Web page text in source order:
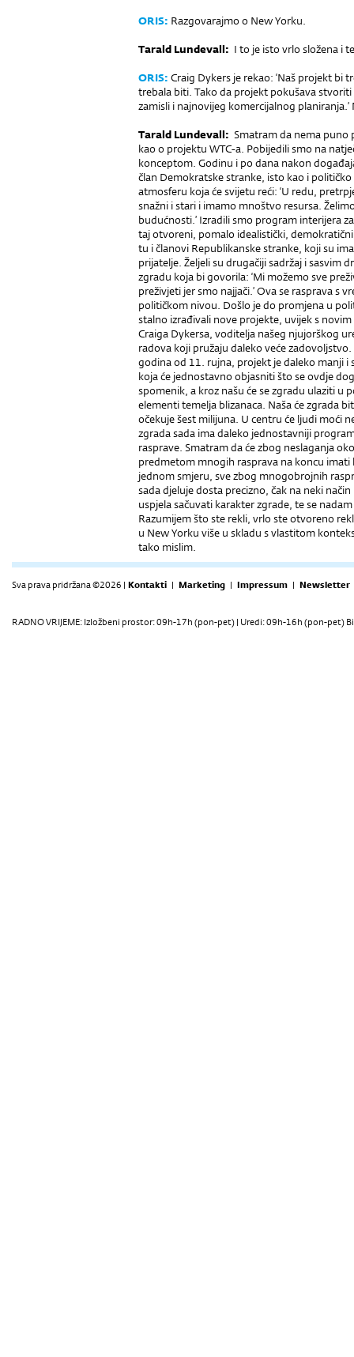
ORIS: Razgovarajmo o New Yorku.
Tarald Lundevall: I to je isto vrlo složena i
ORIS: Craig Dykers je rekao: ‘Naš projekt
trebala biti. Tako da projekt pokušava
zamisli i najnovijeg komercijalnog
Tarald Lundevall: Smatram da nema puno
kao o projektu WTC-a. Pobijedili smo na
konceptom. Godinu i po dana nakon
član Demokratske stranke, isto kao i
atmosferu koja će svijetu reći: ‘U redu,
snažni i stari i imamo mnoštvo resursa.
bu­dućnosti.’ Izradili smo program interijera
taj otvoreni, pomalo idealistički,
tu i članovi Republikanske stranke, koji su
prijatelje. Željeli su drugačiji sadržaj i sasvim
zgradu koja bi govorila: ‘Mi možemo sve
preživjeti jer smo najjači.’ Ova se rasprava s
političkom nivou. Došlo je do promjena u
stalno izrađivali nove projekte, uvijek s
Craiga Dykersa, voditelja našeg njujorškog
radova koji pružaju daleko veće
godina od 11. rujna, projekt je daleko manji i
koja će jednostavno objasniti što se ovdje
spomenik, a kroz našu će se zgradu ulaziti u
elementi temelja blizanaca. Naša će zgrada
očekuje šest milijuna. U centru će ljudi moći
zgrada sada ima daleko jednostavniji
rasprave. Smatram da će zbog neslaganja
predmetom mnogih rasprava na koncu
jednom smjeru, sve zbog mnogobrojnih
sada djeluje dosta precizno, čak na neki
uspjela sačuvati karakter zgrade, te se
Razumijem što ste rekli, vrlo ste otvoreno
u New Yorku više u skladu s vlastitom
tako mislim.
Sva prava pridržana ©2026 | Kontakti | Marketing | Impressum | Newsletter
RADNO VRIJEME: Izložbeni prostor: 09h-17h (pon-pet) | Uredi: 09h-16h (pon-pet)